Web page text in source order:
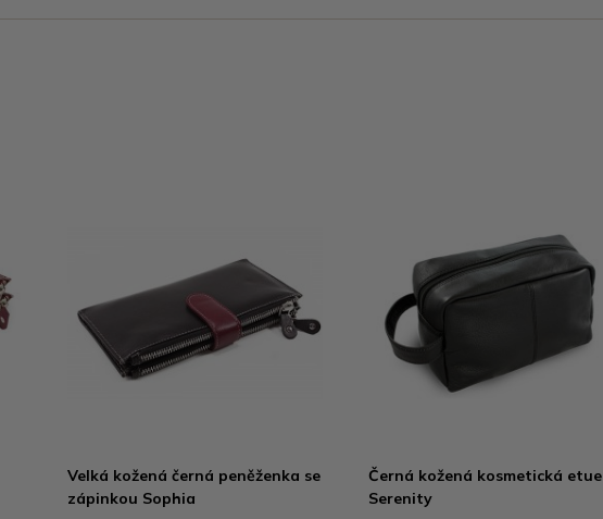
Velká kožená černá peněženka se
zápinkou Sophia
Černá kožená kosmetická etue
Serenity